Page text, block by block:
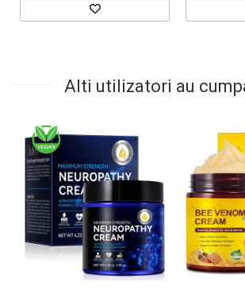
Alti utilizatori au